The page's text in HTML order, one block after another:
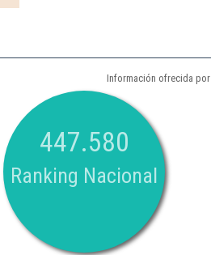
Información ofrecida por
447.580
Ranking Nacional